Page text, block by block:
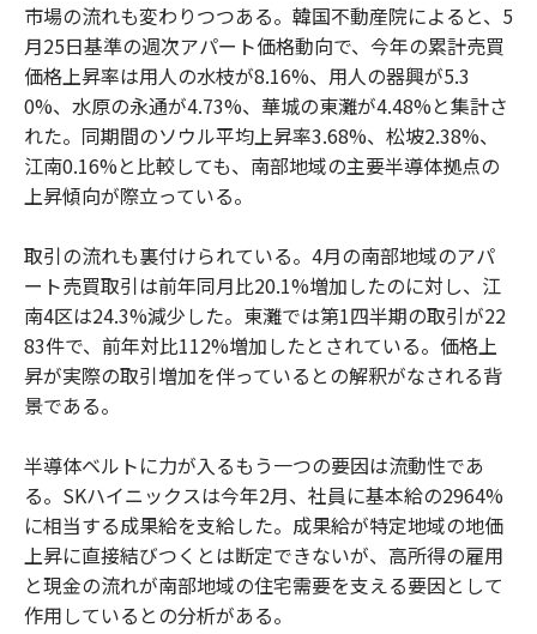
市場の流れも変わりつつある。韓国不動産院によると、5
月25日基準の週次アパート価格動向で、今年の累計売買
価格上昇率は用人の水枝が8.16%、用人の器興が5.3
0%、水原の永通が4.73%、華城の東灘が4.48%と集計さ
れた。同期間のソウル平均上昇率3.68%、松坡2.38%、
江南0.16%と比較しても、南部地域の主要半導体拠点の
上昇傾向が際立っている。
取引の流れも裏付けられている。4月の南部地域のアパ
ート売買取引は前年同月比20.1%増加したのに対し、江
南4区は24.3%減少した。東灘では第1四半期の取引が22
83件で、前年対比112%増加したとされている。価格上
昇が実際の取引増加を伴っているとの解釈がなされる背
景である。
半導体ベルトに力が入るもう一つの要因は流動性であ
る。SKハイニックスは今年2月、社員に基本給の2964%
に相当する成果給を支給した。成果給が特定地域の地価
上昇に直接結びつくとは断定できないが、高所得の雇用
と現金の流れが南部地域の住宅需要を支える要因として
作用しているとの分析がある。